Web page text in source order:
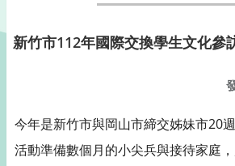
新竹市112年國際交換學生文化參
今年是新竹市與岡山市締交姊妹市20
活動準備數個月的小尖兵與接待家庭